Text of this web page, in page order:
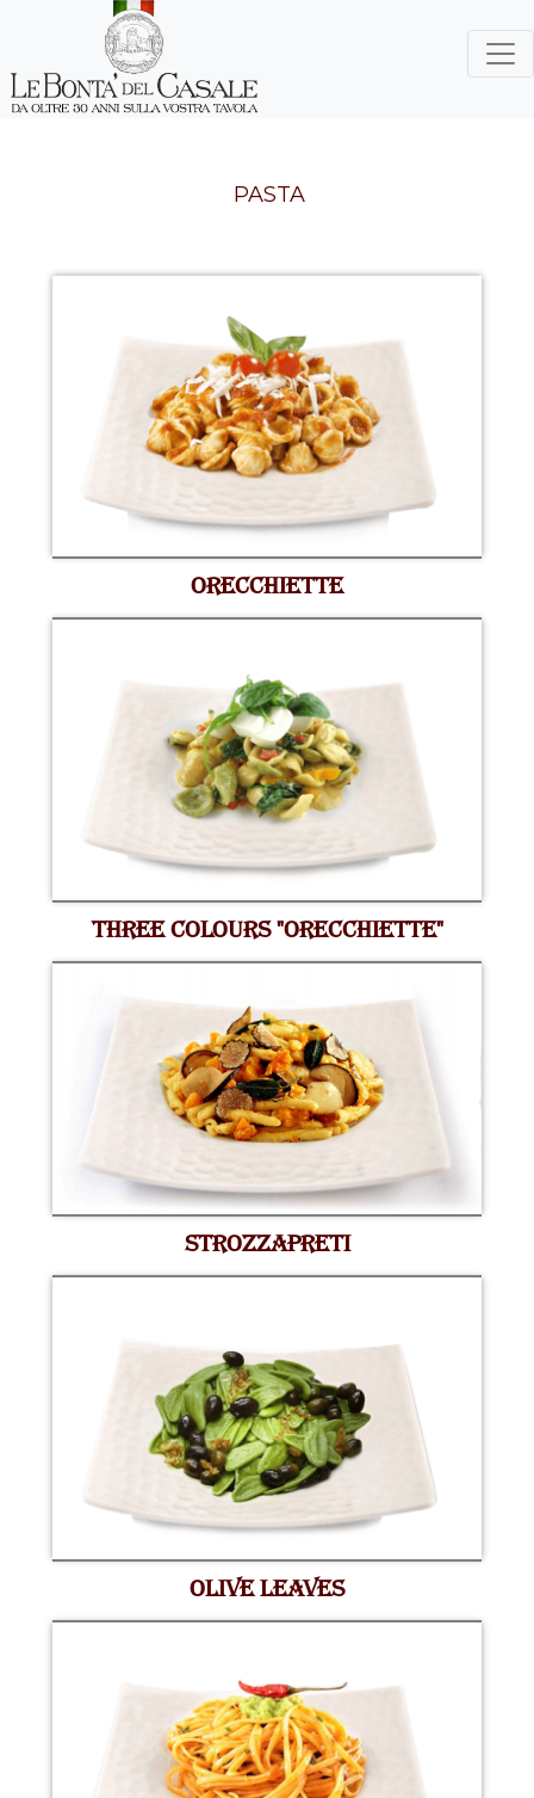
PASTA
ORECCHIETTE
THREE COLOURS "ORECCHIETTE"
STROZZAPRETI
OLIVE LEAVES